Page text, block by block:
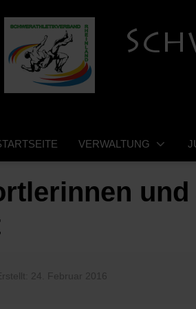
VERWALTUNG
24. Februar 2016